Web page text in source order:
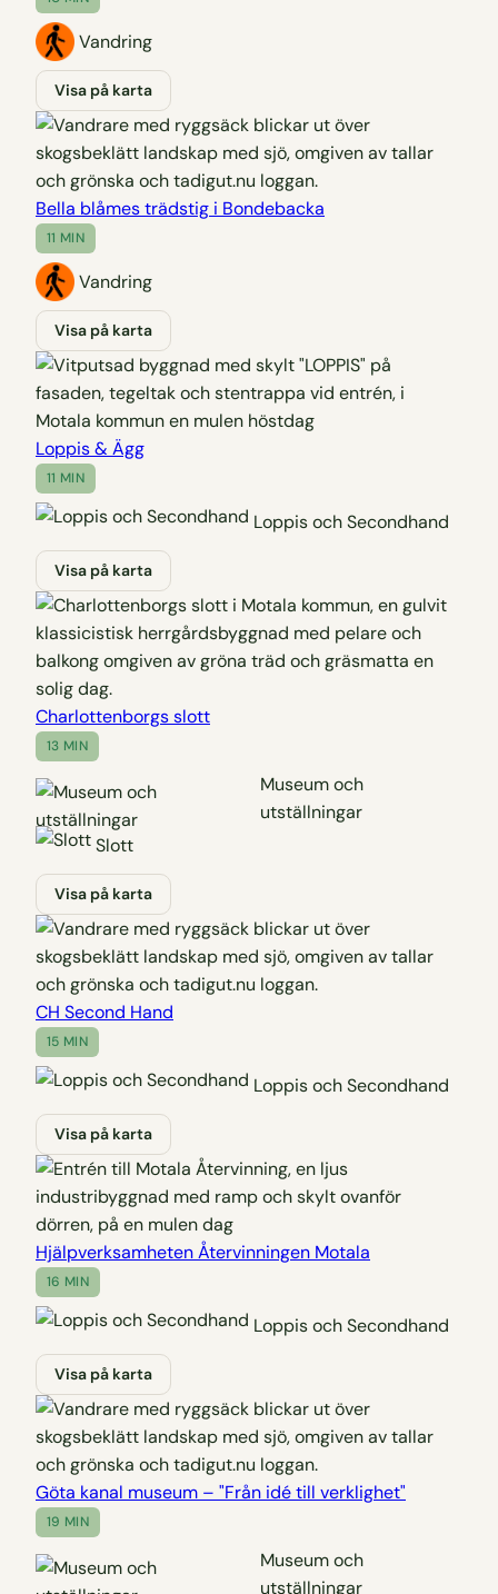
Vandring
Visa på karta
Bella blåmes trädstig i Bondebacka
11 MIN
Vandring
Visa på karta
Loppis & Ägg
11 MIN
Loppis och Secondhand
Visa på karta
Charlottenborgs slott
13 MIN
Museum och
utställningar
Slott
Visa på karta
CH Second Hand
15 MIN
Loppis och Secondhand
Visa på karta
Hjälpverksamheten Återvinningen Motala
16 MIN
Loppis och Secondhand
Visa på karta
Göta kanal museum – "Från idé till verklighet"
19 MIN
Museum och
utställningar